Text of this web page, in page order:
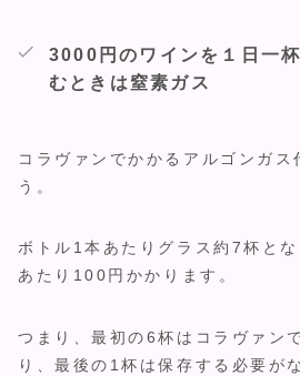
3000円のワインを１日一
むときは窒素ガス
コラヴァンでかかるアルゴンガス
う。
ボトル1本あたりグラス約7杯と
あたり100円かかります。
つまり、最初の6杯はコラヴァン
り、最後の1杯は保存する必要が